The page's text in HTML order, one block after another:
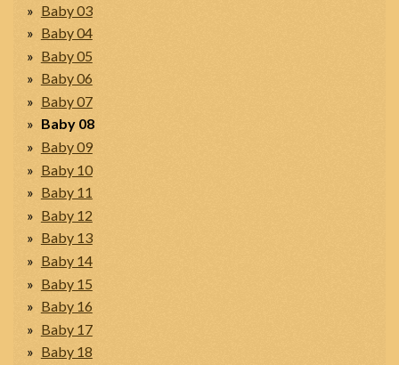
Baby 03
Baby 04
Baby 05
Baby 06
Baby 07
Baby 08
Baby 09
Baby 10
Baby 11
Baby 12
Baby 13
Baby 14
Baby 15
Baby 16
Baby 17
Baby 18